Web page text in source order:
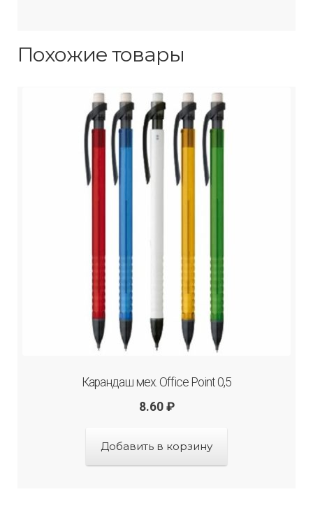
Похожие товары
Карандаш мех. Office Point 0,5
8.60 ₽
Добавить в корзину